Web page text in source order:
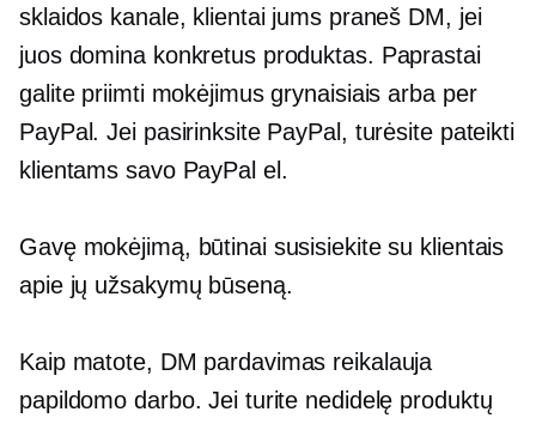
sklaidos kanale, klientai jums praneš DM, jei
juos domina konkretus produktas. Paprastai
galite priimti mokėjimus grynaisiais arba per
PayPal. Jei pasirinksite PayPal, turėsite pateikti
klientams savo PayPal el.
Gavę mokėjimą, būtinai susisiekite su klientais
apie jų užsakymų būseną.
Kaip matote, DM pardavimas reikalauja
papildomo darbo. Jei turite nedidelę produktų